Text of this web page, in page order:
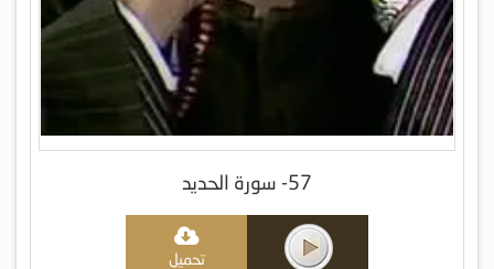
57- سورة الحديد
تحميل